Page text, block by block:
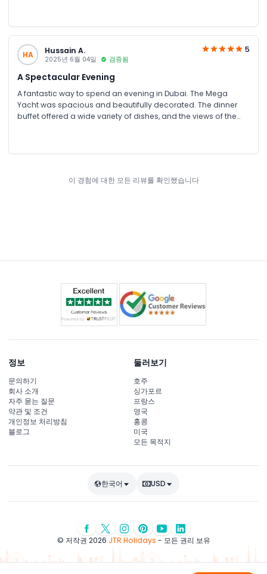
HA Hussain A.
2025년 6월 04일 검증됨
5
A Spectacular Evening
A fantastic way to spend an evening in Dubai. The Mega
Yacht was spacious and beautifully decorated. The dinner
buffet offered a wide variety of dishes, and the views of the
이 경험에 대한 모든 리뷰를 확인했습니다
정보
문의하기
회사 소개
자주 묻는 질문
약관 및 조건
개인정보 처리방침
블로그
둘러보기
호주
싱가포르
프랑스
영국
홍콩
미국
모든 목적지
한국어 USD
© 저작권 2026 JTR Holidays - 모든 권리 보유